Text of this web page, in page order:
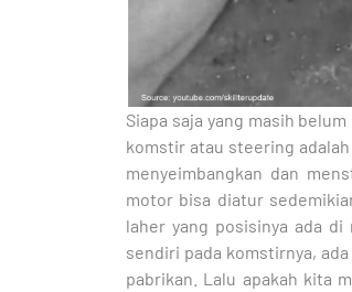
Siapa saja yang masih
komstir atau steering
menyeimbangkan dan
motor bisa diatur
laher yang posisinya ada di
sendiri pada komstirnya,
pabrikan. Lalu apakah kita